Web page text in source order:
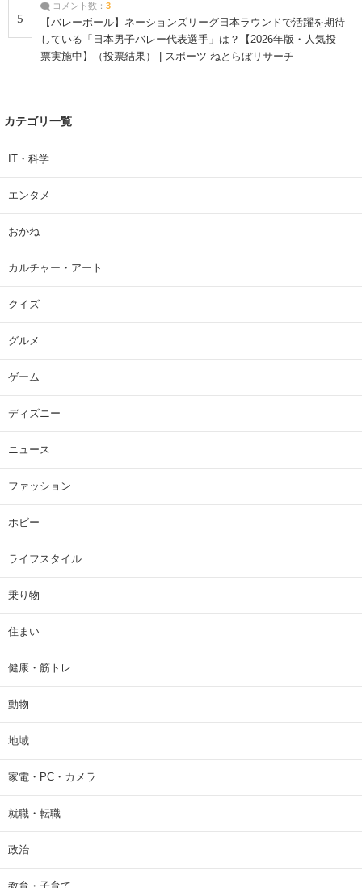
5
コメント数： 3
【バレーボール】ネーションズリーグ日本ラウンドで活躍を期待
している「日本男子バレー代表選手」は？【2026年版・人気投
票実施中】（投票結果） | スポーツ ねとらぼリサーチ
カテゴリ一覧
IT・科学
エンタメ
おかね
カルチャー・アート
クイズ
グルメ
ゲーム
ディズニー
ニュース
ファッション
ホビー
ライフスタイル
乗り物
住まい
健康・筋トレ
動物
地域
家電・PC・カメラ
就職・転職
政治